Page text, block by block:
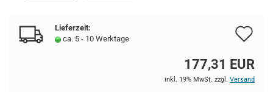
Lieferzeit:
ca. 5 - 10 Werktage
177,31 EUR
inkl. 19% MwSt. zzgl. Versand